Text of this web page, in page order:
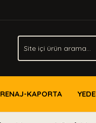
KAPORTA